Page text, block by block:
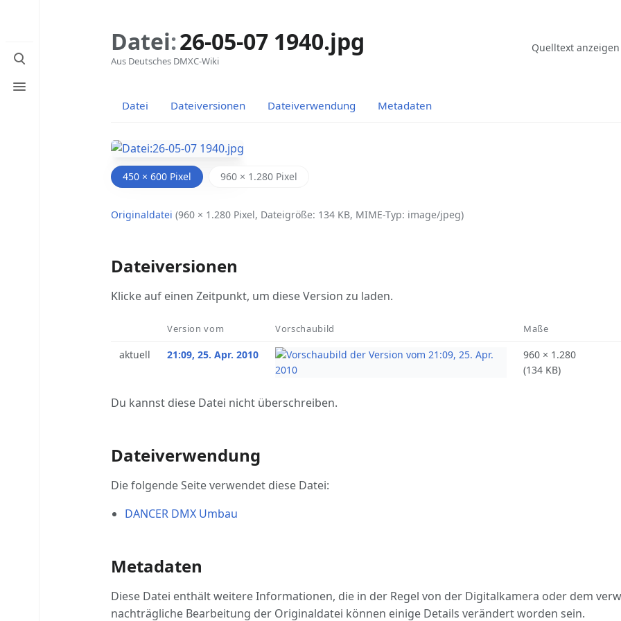
Suche
umschalten
Menü
umschalten
Datei:26-05-07 1940.jpg
Aus Deutsches DMXC-Wiki
Ansichten
Lesen
Quelltext anzeigen
Datei Dateiversionen Dateiverwendung Metadaten
450 × 600 Pixel 960 × 1.280 Pixel
Originaldatei (960 × 1.280 Pixel, Dateigröße: 134 KB, MIME-Typ: image/jpeg)
Dateiversionen
Klicke auf einen Zeitpunkt, um diese Version zu laden.
Version vom Vorschaubild Maße
aktuell 21:09, 25. Apr. 2010
960 × 1.280
(134 KB)
Du kannst diese Datei nicht überschreiben.
Dateiverwendung
Die folgende Seite verwendet diese Datei:
DANCER DMX Umbau
Metadaten
Diese Datei enthält weitere Informationen, die in der Regel von der Digitalkamera oder dem
nachträgliche Bearbeitung der Originaldatei können einige Details verändert worden sein.